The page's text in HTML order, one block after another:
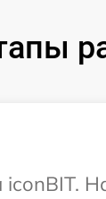
iconBIT.